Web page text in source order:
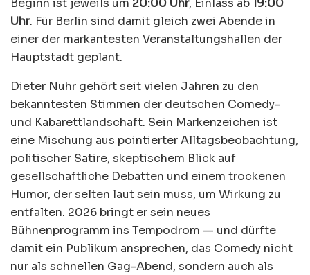
Beginn ist jeweils um 20:00 Uhr, Einlass ab19:00
Uhr. Für Berlin sind damit gleich zwei Abende in
einer der markantesten Veranstaltungshallen der
Hauptstadt geplant.
Dieter Nuhr gehört seit vielen Jahren zu den
bekanntesten Stimmen der deutschen Comedy-
und Kabarettlandschaft. Sein Markenzeichen ist
eine Mischung aus pointierter Alltagsbeobachtung,
politischer Satire, skeptischem Blick auf
gesellschaftliche Debatten und einem trockenen
Humor, der selten laut sein muss, um Wirkung zu
entfalten. 2026 bringt er sein neues
Bühnenprogramm ins Tempodrom — und dürfte
damit ein Publikum ansprechen, das Comedy nicht
nur als schnellen Gag-Abend, sondern auch als